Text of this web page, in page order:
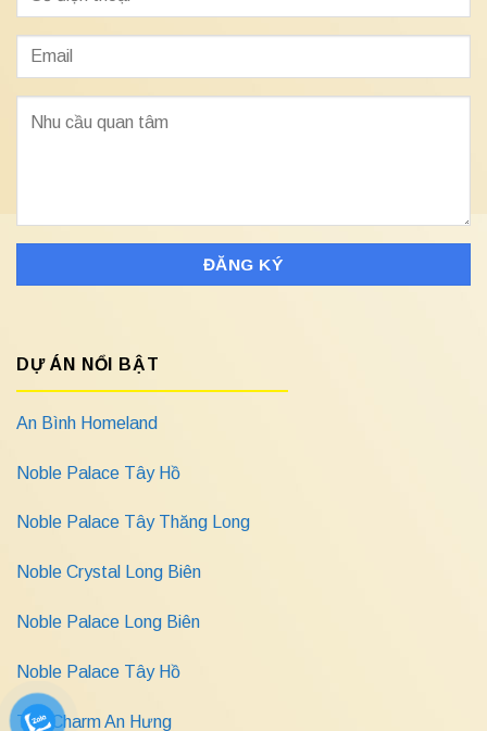
DỰ ÁN NỔI BẬT
An Bình Homeland
Noble Palace Tây Hồ
Noble Palace Tây Thăng Long
Noble Crystal Long Biên
Noble Palace Long Biên
Noble Palace Tây Hồ
The Charm An Hưng